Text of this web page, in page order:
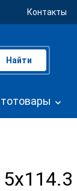
Контакты
Найти